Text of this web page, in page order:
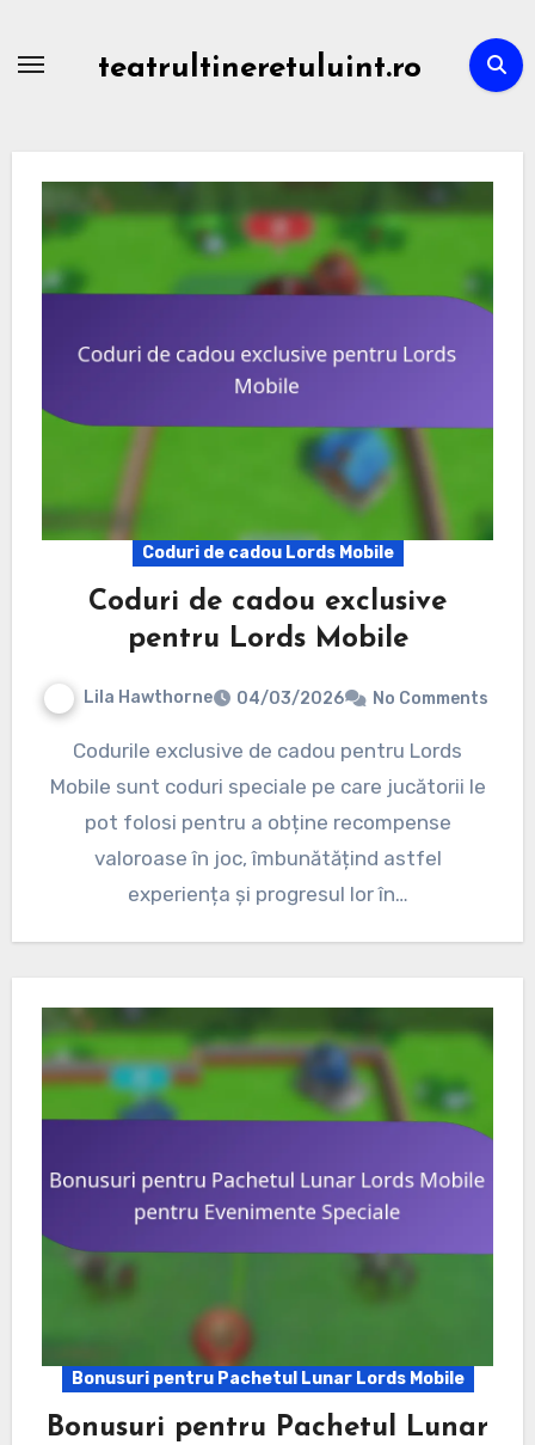
teatrultineretuluint.ro
Coduri de cadou Lords Mobile
Coduri de cadou exclusive
pentru Lords Mobile
Lila Hawthorne 04/03/2026 No Comments
Codurile exclusive de cadou pentru Lords
Mobile sunt coduri speciale pe care jucătorii le
pot folosi pentru a obține recompense
valoroase în joc, îmbunătățind astfel
experiența și progresul lor în…
Bonusuri pentru Pachetul Lunar Lords Mobile
Bonusuri pentru Pachetul Lunar